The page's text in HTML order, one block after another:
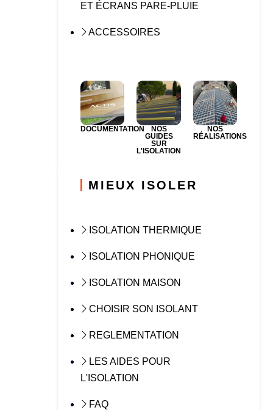
ET ÉCRANS PARE-PLUIE
ACCESSOIRES
DOCUMENTATION
NOS
GUIDES
SUR
L'ISOLATION
NOS
RÉALISATIONS
MIEUX ISOLER
ISOLATION THERMIQUE
ISOLATION PHONIQUE
ISOLATION MAISON
CHOISIR SON ISOLANT
REGLEMENTATION
LES AIDES POUR
L'ISOLATION
FAQ